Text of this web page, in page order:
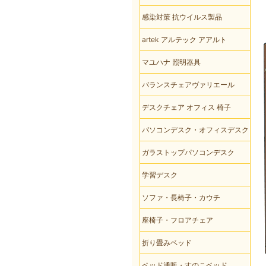
感染対策 抗ウイルス製品
artek アルテック アアルト
マユハナ 照明器具
バランスチェアヴァリエール
デスクチェア オフィス 椅子
パソコンデスク・オフィスデスク
ガラストップパソコンデスク
学習デスク
ソファ・長椅子・カウチ
座椅子・フロアチェア
折り畳みベッド